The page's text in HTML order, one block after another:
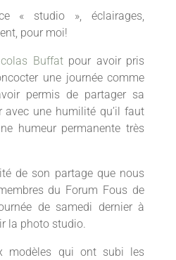
« studio », éclairages,
pour moi!
Buffatpour avoir pris
une journée comme
permis de partager sa
une humilité qu’il faut
humeur permanente très
de son partage que nous
du Forum Fous de
de samedi dernier à
la photo studio.
modèles qui ont subi les